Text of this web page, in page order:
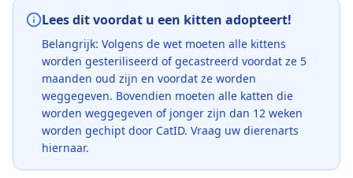
Lees dit voordat u een kitten adopteert!
Belangrijk: Volgens de wet moeten alle kittens
worden gesteriliseerd of gecastreerd voordat ze 5
maanden oud zijn en voordat ze worden
weggegeven. Bovendien moeten alle katten die
worden weggegeven of jonger zijn dan 12 weken
worden gechipt door CatID. Vraag uw dierenarts
hiernaar.